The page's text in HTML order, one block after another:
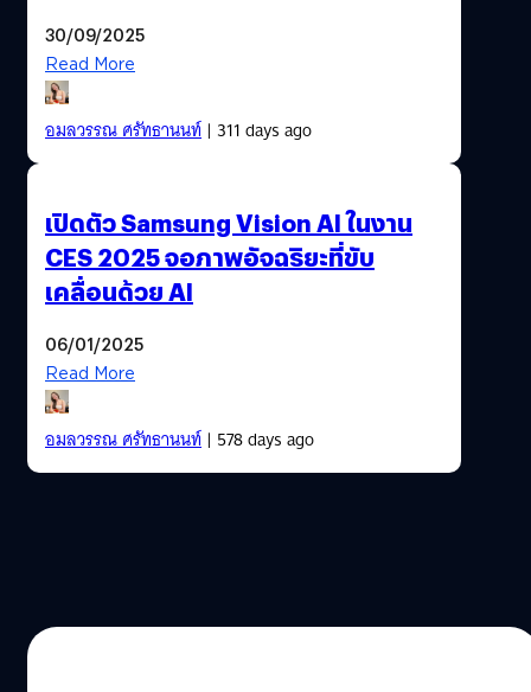
30/09/2025
Read More
อมลวรรณ ศรัทธานนท์| 311 days ago
เปิดตัว Samsung Vision AI ในงาน
CES 2025 จอภาพอัจฉริยะที่ขับ
เคลื่อนด้วย AI
06/01/2025
Read More
อมลวรรณ ศรัทธานนท์| 578 days ago